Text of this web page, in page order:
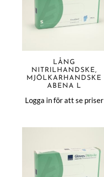
LÅNG
NITRILHANDSKE,
MJÖLKARHANDSKE
ABENA L
Logga in för att se priser